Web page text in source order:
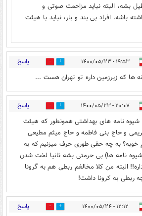
بشه، البته نباید مزاحمت صوتی و
باشه. افراد بی بند و بار، نباید با هیئت
۱۹:۵۳ - ۱۴۰۰/۰۵/۲۳ 0 پاسخ
ها که زیرزمین داره تو تهران هست ...
۲۰:۰۷ - ۱۴۰۰/۰۵/۲۳ 1 پاسخ
شیوه نامه های بهداشتی همونطور که هیئت
و حاج بنی فاطمه و حاج میثم مطیعی
خوبه؟ به چه حقی طوری حرف میزنیم که به
شیوه نامه ها) بی حرمتی بشه ثانیا لخت شدن
البته من کلا مخالفم ربطی هم به گرونا
ربطی به کرونا داشت!
۱۲:۱۲ - ۱۴۰۰/۰۵/۲۴ 0 پاسخ